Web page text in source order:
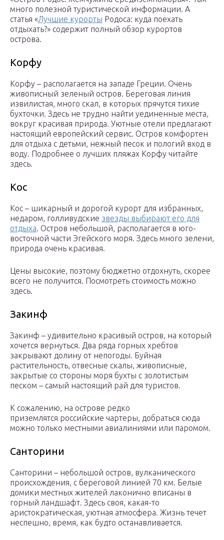
много полезной туристической информации. А
статья «Лучшие курорты Родоса: куда поехать
отдыхать?» содержит полный обзор курортов
острова.
Корфу
Корфу – располагается на западе Греции. Очень
живописный зеленый остров. Береговая линия
извилистая, много скал, в которых прячутся тихие
бухточки. Здесь не трудно найти уединенные места,
вокруг красивая природа. Уютные отели предлагают
настоящий европейский сервис. Остров комфортен
для отдыха с детьми, нежный песок и пологий вход в
воду. Подробнее о лучших пляжах Корфу читайте
здесь.
Кос
Кос – шикарный и дорогой курорт для избранных,
недаром, голливудские звезды выбирают его для
отдыха. Остров небольшой, располагается в юго-
восточной части Эгейского моря. Здесь много зелени,
природа очень красивая.
Цены высокие, поэтому бюджетно отдохнуть, скорее
всего не получится. Посмотреть стоимость можно
здесь.
Закинф
Закинф – удивительно красивый остров, на который
хочется вернуться. Два ряда горных хребтов
закрывают долину от непогоды. Буйная
растительность, отвесные скалы, живописные,
закрытые со стороны моря бухты с золотистым
песком – самый настоящий рай для туристов.
К сожалению, на острове редко
приземлятся российские чартеры, добраться сюда
можно только местными авиалиниями или паромом.
Санторини
Санторини – небольшой остров, вулканического
происхождения, с береговой линией 70 км. Белые
домики местных жителей лаконично вписаны в
горный ландшафт. Здесь своя, какая-то
аристократическая, уютная атмосфера. Жизнь течет
неспешно, время, как будто останавливается.